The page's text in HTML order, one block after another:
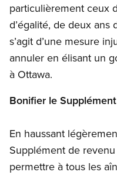
particulièrement ceux
d’égalité, de deux ans
s’agit d’une mesure
annuler en élisant un
à Ottawa.
Bonifier le
En haussant
Supplément de
permettre à tous les